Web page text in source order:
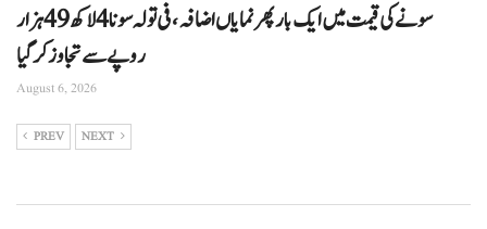
سونے کی قیمت میں ایک بار پھر نمایاں اضافہ، فی تولہ سونا 4 لاکھ 49 ہزار
روپے سے تجاوز کرگیا
August 6, 2026
PREV NEXT